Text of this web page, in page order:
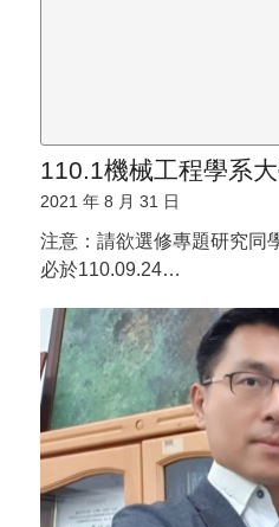
110.1機械工程學系
2021 年 8 月 31 日
注意：請欲選修專題研究同
必於110.09.24…